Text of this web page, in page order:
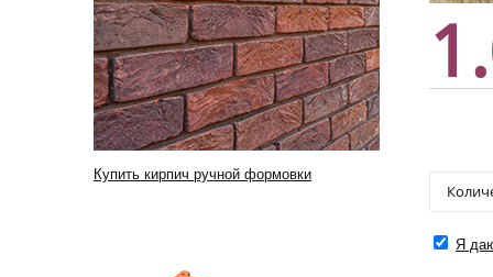
Купить кирпич ручной формовки
Я